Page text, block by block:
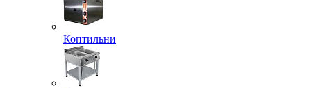
Коптильни